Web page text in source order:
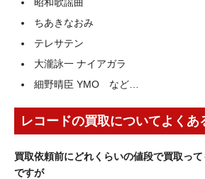
昭和歌謡曲
ちあきなおみ
テレサテン
大瀧詠一 ナイアガラ
細野晴臣 YMO など…
レコードの買取についてよくあ
買取依頼前にどれくらいの値段で買取っ
ですが